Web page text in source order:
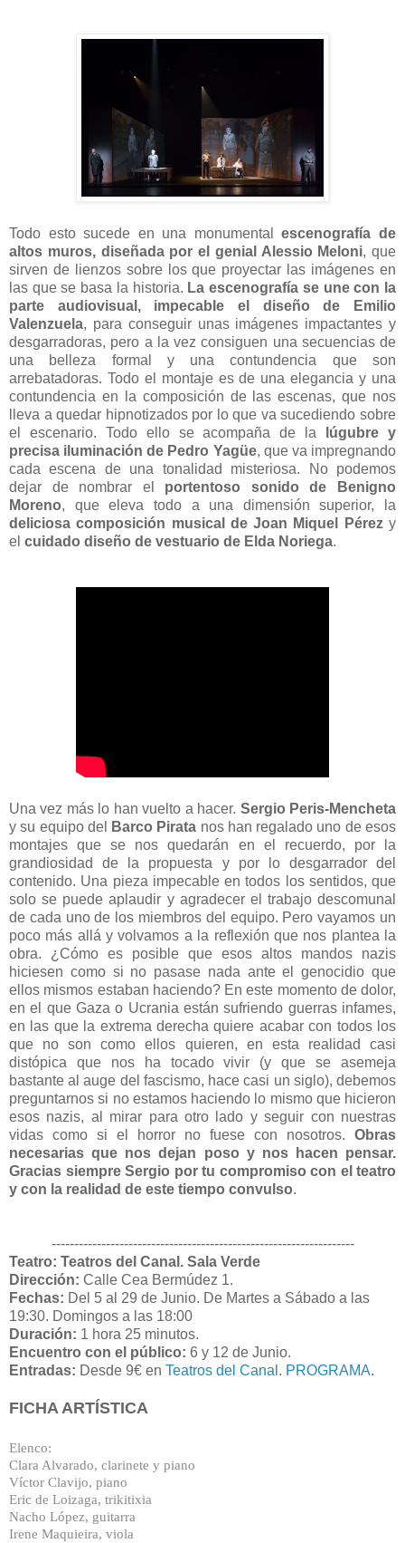
Todo esto sucede en una monumentalescenografía de
altos muros, diseñada por el genial Alessio Meloni, que
sirven de lienzos sobre los que proyectar las imágenes en
las que se basa la historia. La escenografía se une con la
parte
audiovisual, impecable el diseño de
Emilio
Valenzuela, para conseguir unas imágenes impactantes y
desgarradoras, pero a la vez consiguen una secuencias de
una belleza formal y una contundencia que son
arrebatadoras. Todo el montaje es de una elegancia y una
contundencia en la composición de las escenas, que nos
lleva a quedar hipnotizados por lo que va sucediendo sobre
el escenario. Todo ello se acompaña de la
lúgubre y
precisa iluminación de Pedro Yagüe, que va impregnando
cada escena de una tonalidad misteriosa. No podemos
dejar de nombrar el portentoso sonido de
Benigno
Moreno, que eleva todo a una dimensión superior, la
deliciosa composición musical deJoan Miquel Pérez y
el cuidado diseño de vestuario de Elda Noriega.
Una vez más lo han vuelto a hacer. Sergio Peris-Mencheta
y su equipo del
Barco Pirata nos han regalado uno de esos
montajes que se nos quedarán en el recuerdo, por la
grandiosidad de la propuesta y por lo desgarrador del
contenido. Una pieza impecable en todos los sentidos, que
solo se puede aplaudir y agradecer el trabajo descomunal
de cada uno de los miembros del equipo. Pero vayamos un
poco más allá y volvamos a la reflexión que nos plantea la
obra. ¿Cómo es posible que esos altos mandos nazis
hiciesen como si no pasase nada ante el genocidio que
ellos mismos estaban haciendo? En este momento de dolor,
en el que Gaza o Ucrania están sufriendo guerras infames,
en las que la extrema derecha quiere acabar con todos los
que no son como ellos quieren, en esta realidad casi
distópica que nos ha tocado vivir (y que se asemeja
bastante al auge del fascismo, hace casi un siglo), debemos
preguntarnos si no estamos haciendo lo mismo que hicieron
esos nazis, al mirar para otro lado y seguir con nuestras
vidas como si el horror no fuese con nosotros. Obras
necesarias que nos dejan poso y nos hacen pensar.
Gracias siempre Sergio por tu compromiso con el teatro
y con la realidad de este tiempo convulso.
-------------------------------------------------------------------
Teatro: Teatros del Canal. Sala Verde
Dirección: Calle Cea Bermúdez 1.
Fechas: Del 5 al 29 de Junio. De Martes a Sábado a las
19:30. Domingos a las 18:00
Duración: 1 hora 25 minutos.
Encuentro con el público: 6 y 12 de Junio.
Entradas: Desde 9€ en Teatros del Canal . PROGRAMA.
FICHA ARTÍSTICA
Elenco:
Clara Alvarado, clarinete y piano
Víctor Clavijo, piano
Eric de Loizaga, trikitixia
Nacho López, guitarra
Irene Maquieira, viola